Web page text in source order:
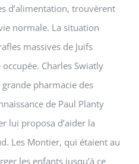
d’alimentation, trouvèrent
normale. La situation
massives de Juifs
Charles Swiatly
pharmacie des
de Paul Planty
lui proposa d’aider la
Les Montier, qui étaient au
les enfants jusqu’à ce